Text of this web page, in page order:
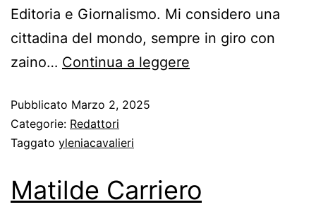
Editoria e Giornalismo. Mi considero una
cittadina del mondo, sempre in giro con
zaino… Continua a leggere
Pubblicato Marzo 2, 2025
Categorie: Redattori
Taggato yleniacavalieri
Matilde Carriero